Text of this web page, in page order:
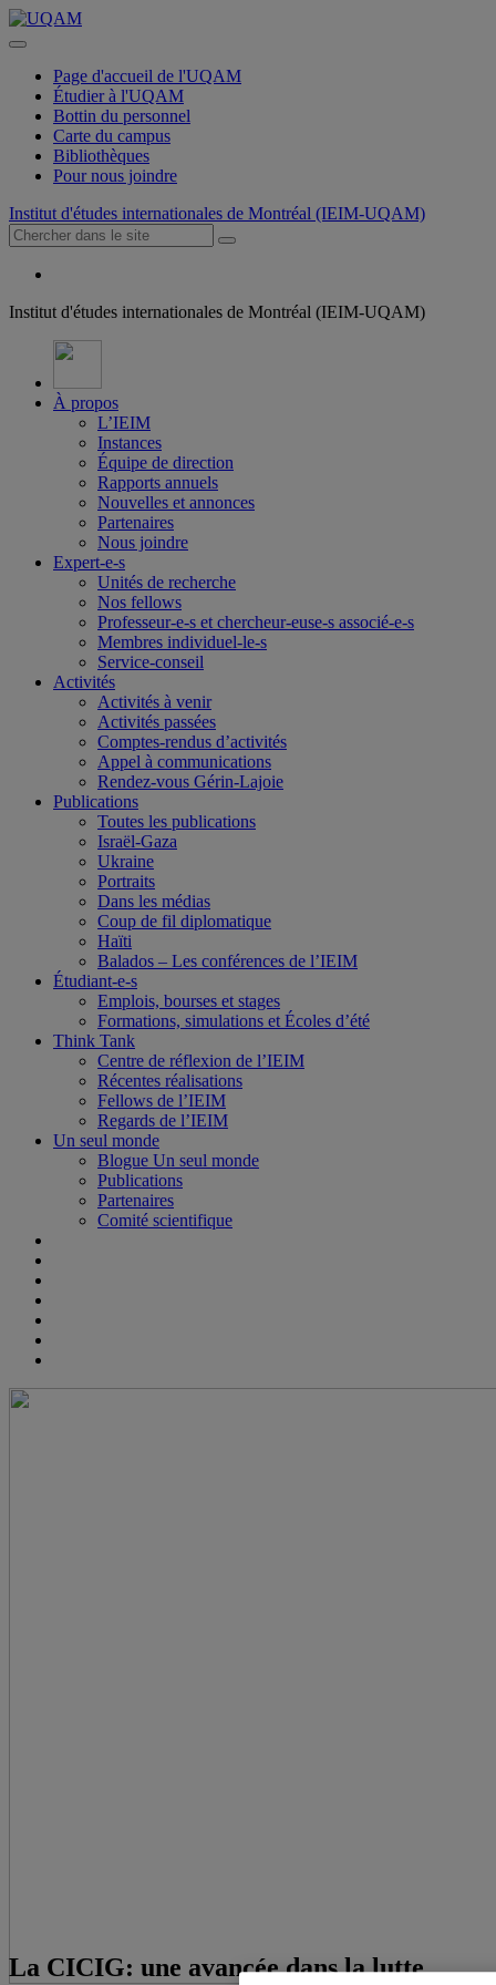
Page d'accueil de l'UQAM
Étudier à l'UQAM
Bottin du personnel
Carte du campus
Bibliothèques
Pour nous joindre
Institut d'études internationales de Montréal (IEIM-UQAM)
Institut d'études internationales de Montréal (IEIM-UQAM)
À propos
L’IEIM
Instances
Équipe de direction
Rapports annuels
Nouvelles et annonces
Partenaires
Nous joindre
Expert-e-s
Unités de recherche
Nos fellows
Professeur-e-s et chercheur-euse-s associé-e-s
Membres individuel-le-s
Service-conseil
Activités
Activités à venir
Activités passées
Comptes-rendus d’activités
Appel à communications
Rendez-vous Gérin-Lajoie
Publications
Toutes les publications
Israël-Gaza
Ukraine
Portraits
Dans les médias
Coup de fil diplomatique
Haïti
Balados – Les conférences de l’IEIM
Étudiant-e-s
Emplois, bourses et stages
Formations, simulations et Écoles d’été
Think Tank
Centre de réflexion de l’IEIM
Récentes réalisations
Fellows de l’IEIM
Regards de l’IEIM
Un seul monde
Blogue Un seul monde
Publications
Partenaires
Comité scientifique
La CICIG: une avancée dans la lutte